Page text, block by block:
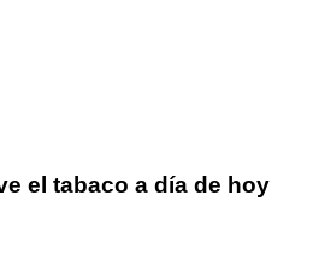
el tabaco a día de hoy